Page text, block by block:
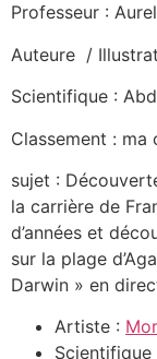
Professeur :
Auteure /
Scientifique :
Classement : ma
sujet :
la carrière de
d’années et
sur la plage
Darwin » en
Artiste :
Scientifique